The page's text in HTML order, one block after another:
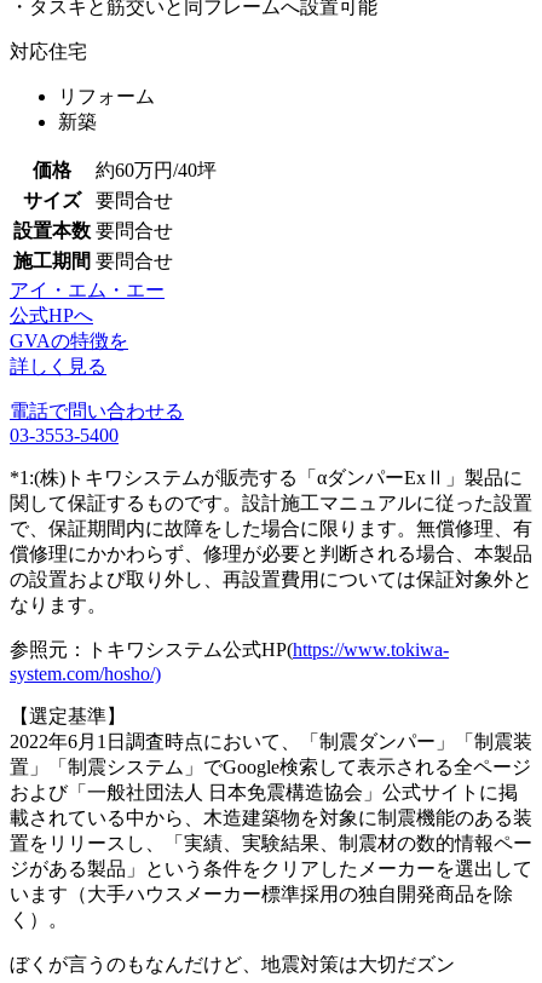
・タスキと筋交いと同フレームへ設置可能
対応住宅
リフォーム
新築
価格
約60万円/40坪
サイズ
要問合せ
設置本数 要問合せ
施工期間 要問合せ
アイ・エム・エー
公式HPへ
GVAの特徴を
詳しく見る
電話で問い合わせる
03-3553-5400
*1:(株)トキワシステムが販売する「αダンパーExⅡ」製品に
関して保証するものです。設計施工マニュアルに従った設置
で、保証期間内に故障をした場合に限ります。無償修理、有
償修理にかかわらず、修理が必要と判断される場合、本製品
の設置および取り外し、再設置費用については保証対象外と
なります。
参照元：トキワシステム公式HP(https://www.tokiwa-
system.com/hosho/)
【選定基準】
2022年6月1日調査時点において、「制震ダンパー」「制震装
置」「制震システム」でGoogle検索して表示される全ページ
および「一般社団法人 日本免震構造協会」公式サイトに掲
載されている中から、木造建築物を対象に制震機能のある装
置をリリースし、「実績、実験結果、制震材の数的情報ペー
ジがある製品」という条件をクリアしたメーカーを選出して
います（大手ハウスメーカー標準採用の独自開発商品を除
く）。
ぼくが言うのもなんだけど、地震対策は大切だズン